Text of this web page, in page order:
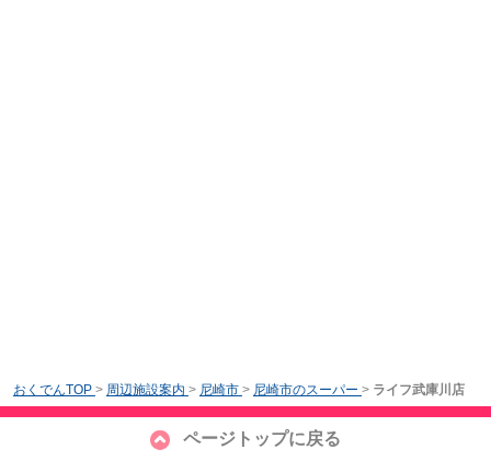
おくでんTOP > 周辺施設案内 > 尼崎市 > 尼崎市のスーパー > ライフ武庫川店
ページトップに戻る